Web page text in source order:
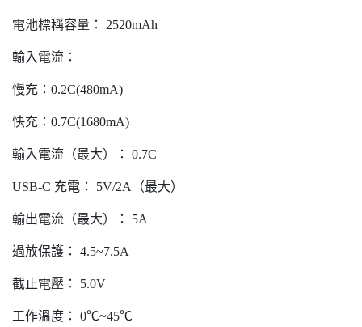
電池標稱容量： 2520mAh
輸入電流：
慢充：0.2C(480mA)
快充：0.7C(1680mA)
輸入電流（最大）： 0.7C
USB-C 充電： 5V/2A（最大）
輸出電流（最大）： 5A
過放保護： 4.5~7.5A
截止電壓： 5.0V
工作溫度： 0℃~45℃